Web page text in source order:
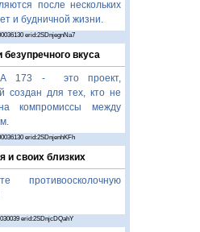
после нескольких
и будничной жизни.
erid:2SDnjegnNa7
безупречного вкуса
173 - это проект,
создан для тех, кто не
компромиссы между
erid:2SDnjenhKFh
и своих близких
противоосколочную
erid:2SDnjcDQahY